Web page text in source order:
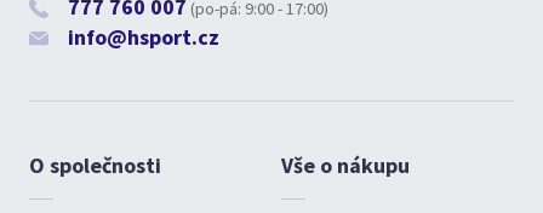
777 760 007 (po-pá: 9:00 - 17:00)
info@hsport.cz
O společnosti Vše o nákupu